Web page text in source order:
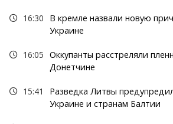
16:30
В кремле назвали новую
Украине
16:05 Оккупанты расстреляли
Донетчине
15:41
Разведка Литвы
Украине и странам Балтии